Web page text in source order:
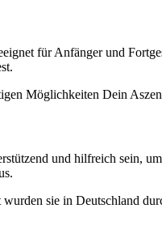
für Anfänger und
Möglichkeiten Dein
und hilfreich sein,
sie in Deutschland